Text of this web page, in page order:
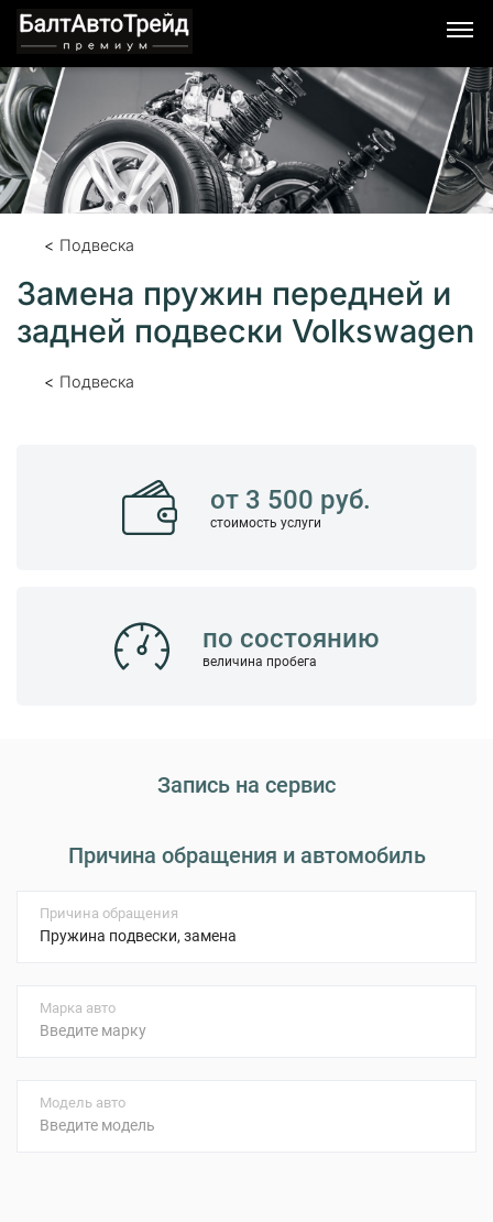
Подвеска
Замена пружин передней и
задней подвески Volkswagen
Подвеска
от 3 500 руб.
стоимость услуги
по состоянию
величина пробега
Запись на сервис
Причина обращения и автомобиль
Причина обращения
Марка авто
Модель авто
Я согласен с условиями обработки персональных
данных.